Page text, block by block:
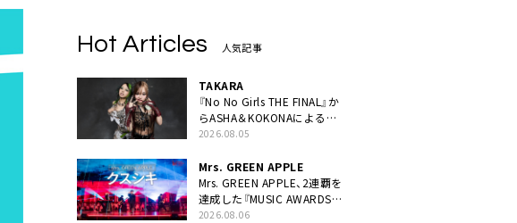
Hot Articles 人気記事
TAKARA
『No No Girls THE FINAL』か
らASHA＆KOKONAによるユ
ニット・TAKARAがデビュー
2026.08.05
Mrs. GREEN APPLE
Mrs. GREEN APPLE、2連覇を
達成した『MUSIC AWARDS
JAPAN 2026』での「クスシ
2026.08.06